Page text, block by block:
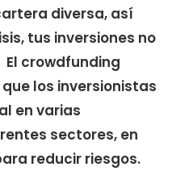
diversa, así
tus inversiones no
crowdfunding
los inversionistas
en varias
sectores, en
reducir riesgos.